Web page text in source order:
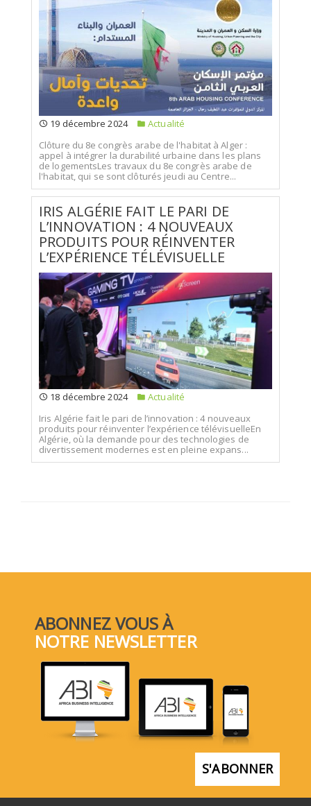
19 décembre 2024
Actualité
Clôture du 8e congrès arabe de l'habitat à Alger :
appel à intégrer la durabilité urbaine dans les plans
de logementsLes travaux du 8e congrès arabe de
l'habitat, qui se sont clôturés jeudi au Centre...
IRIS ALGÉRIE FAIT LE PARI DE
L’INNOVATION : 4 NOUVEAUX
PRODUITS POUR RÉINVENTER
L’EXPÉRIENCE TÉLÉVISUELLE
18 décembre 2024
Actualité
Iris Algérie fait le pari de l’innovation : 4 nouveaux
produits pour réinventer l’expérience télévisuelleEn
Algérie, où la demande pour des technologies de
divertissement modernes est en pleine expans...
ABONNEZ VOUS À
NOTRE NEWSLETTER
S'ABONNER